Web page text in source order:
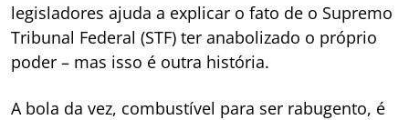
legisladores ajuda a explicar o fato de o Supremo
Tribunal Federal (STF) ter anabolizado o próprio
poder – mas isso é outra história.
A bola da vez, combustível para ser rabugento, é